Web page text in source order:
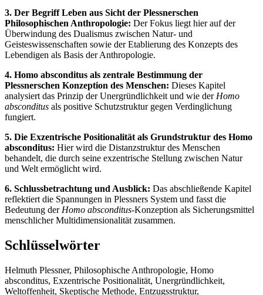
3. Der Begriff Leben aus Sicht der Plessnerschen
Philosophischen Anthropologie: Der Fokus liegt hier auf der
Überwindung des Dualismus zwischen Natur- und
Geisteswissenschaften sowie der Etablierung des Konzepts des
Lebendigen als Basis der Anthropologie.
4. Homo absconditus als zentrale Bestimmung der
Plessnerschen Konzeption des Menschen: Dieses Kapitel
analysiert das Prinzip der Unergründlichkeit und wie der Homo
absconditus als positive Schutzstruktur gegen Verdinglichung
fungiert.
5. Die Exzentrische Positionalität als Grundstruktur des Homo
absconditus: Hier wird die Distanzstruktur des Menschen
behandelt, die durch seine exzentrische Stellung zwischen Natur
und Welt ermöglicht wird.
6. Schlussbetrachtung und Ausblick: Das abschließende Kapitel
reflektiert die Spannungen in Plessners System und fasst die
Bedeutung der Homo absconditus-Konzeption als Sicherungsmittel
menschlicher Multidimensionalität zusammen.
Schlüsselwörter
Helmuth Plessner, Philosophische Anthropologie, Homo
absconditus, Exzentrische Positionalität, Unergründlichkeit,
Weltoffenheit, Skeptische Methode, Entzugsstruktur,